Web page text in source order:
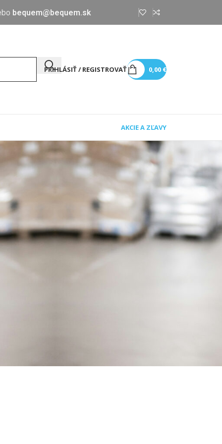
bequem@bequem.sk
PRIHLÁSIŤ / REGISTROVAŤ 0,00 €
AKCIE A ZĽAVY
18